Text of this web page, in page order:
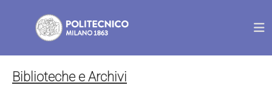
Biblioteche e Archivi